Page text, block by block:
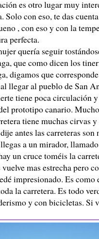
es otro lugar muy
Solo con eso, te das
, con eso y con la
perfecta.
quería seguir
que como dicen los
digamos que
llegar al pueblo de San
tiene poca circulación
prototipo canario.
tiene muchas cirvas
antes las carreteras son
a un mirador,
un cruce toméis la
mas estrecha pero
impresionado. Es
la carretera. Es todo
y con bicicletas. Si